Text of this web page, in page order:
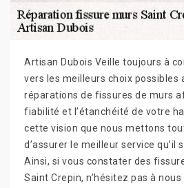
Artisan Dubois Veille toujours à
vers les meilleurs choix possibles
réparations de fissures de murs
fiabilité et l’étanchéité de votre
cette vision que nous mettons
d’assurer le meilleur service qu’il
Ainsi, si vous constater des
Saint Crepin, n’hésitez pas à